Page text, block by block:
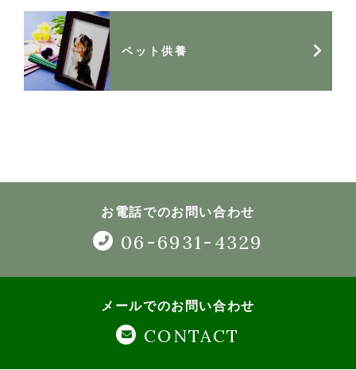
ペット供養
お電話でのお問い合わせ
06-6931-4329
メールでのお問い合わせ
CONTACT